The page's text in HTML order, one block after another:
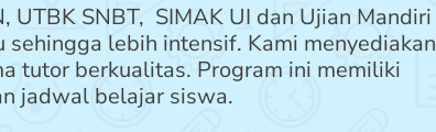
SNBT, SIMAK UI dan Ujian Mandiri
lebih intensif. Kami menyediakan
tutor berkualitas. Program ini memiliki
jadwal belajar siswa.